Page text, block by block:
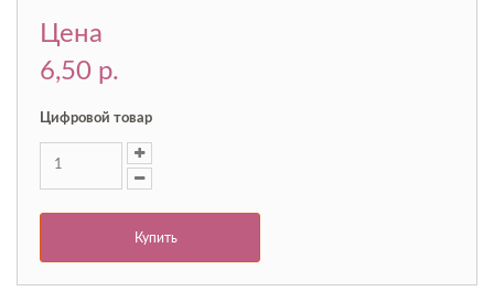
Цена
6,50 p.
Цифровой товар
Купить